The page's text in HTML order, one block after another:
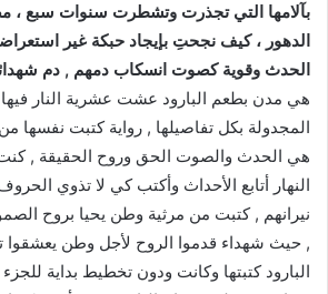
بآلامها التي تجذرت وتشطرت سنوات سبع ،
الدهور ، كيف نجحتِ بإيجاد حبكة غير
الحدث وقوية كصوت انسكاب دمهم , دم
هي مدن بطعم البارود عشت عشرية النار
المجدولة بكل تفاصيلها , رواية كتبت نفسها
هي الحدث والصوت الحق وروح الحقيقة , كنت
النهار أتابع الأحداث وأكتب كي لا تذوي
نيرانهم , كتبت من مرثية وطن يحيا بروح
, حيث شهداء قدموا الروح لأجل وطن يعشقوا
البارود كتبتها وكانت ودون تخطيط بداية للجزء